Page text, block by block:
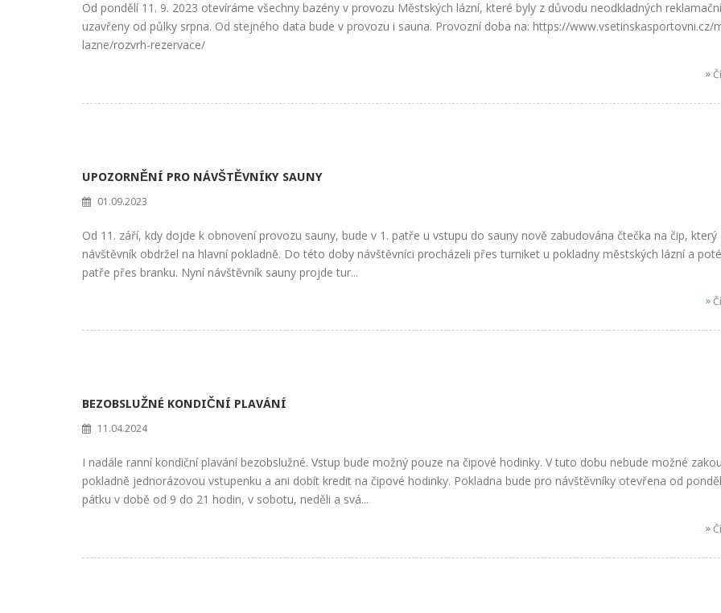
Od pondělí 11. 9. 2023 otevíráme všechny bazény v provozu Městských lázní, které byly z důvodu neodkladných
uzavřeny od půlky srpna. Od stejného data bude v provozu i sauna. Provozní doba na: https://www.vsetinskasportovni.cz/
lazne/rozvrh-rezervace/
»
UPOZORNĚNÍ PRO NÁVŠTĚVNÍKY SAUNY
01.09.2023
Od 11. září, kdy dojde k obnovení provozu sauny, bude v 1. patře u vstupu do sauny nově zabudována čtečka na čip, který
návštěvník obdržel na hlavní pokladně. Do této doby návštěvníci procházeli přes turniket u pokladny městských lázní a
patře přes branku. Nyní návštěvník sauny projde tur...
»
BEZOBSLUŽNÉ KONDIČNÍ PLAVÁNÍ
11.04.2024
I nadále ranní kondiční plavání bezobslužné. Vstup bude možný pouze na čipové hodinky. V tuto dobu nebude možné
pokladně jednorázovou vstupenku a ani dobít kredit na čipové hodinky. Pokladna bude pro návštěvníky otevřena od
pátku v době od 9 do 21 hodin, v sobotu, neděli a svá...
»